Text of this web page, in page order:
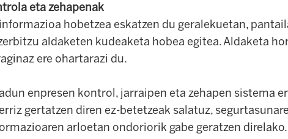
eta zehapenak
hobetzea eskatzen du geralekuetan,
aldaketen kudeaketa hobea egitea. Aldaketa
ere ohartarazi du.
enpresen kontrol, jarraipen eta zehapen sistema
gertatzen diren ez-betetzeak salatuz,
arloetan ondoriorik gabe geratzen direlako.